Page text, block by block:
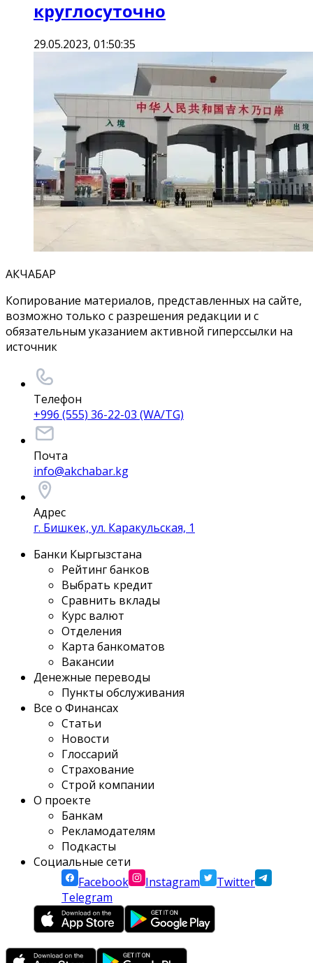
круглосуточно
29.05.2023, 01:50:35
АКЧАБАР
Копирование материалов, представленных на сайте,
возможно только с разрешения редакции и с
обязательным указанием активной гиперссылки на
источник
Телефон
+996 (555) 36-22-03 (WA/TG)
Почта
info@akchabar.kg
Адрес
г. Бишкек, ул. Каракульская, 1
Банки Кыргызстана
Рейтинг банков
Выбрать кредит
Сравнить вклады
Курс валют
Отделения
Карта банкоматов
Вакансии
Денежные переводы
Пункты обслуживания
Все о Финансах
Статьи
Новости
Глоссарий
Страхование
Строй компании
О проекте
Банкам
Рекламодателям
Подкасты
Социальные сети
Facebook
Instagram
Twitter
Telegram